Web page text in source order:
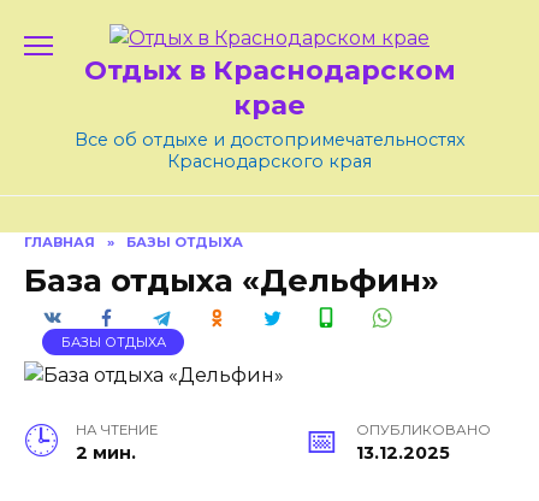
Отдых в Краснодарском
крае
Все об отдыхе и достопримечательностях
Краснодарского края
ГЛАВНАЯ » БАЗЫ ОТДЫХА
База отдыха «Дельфин»
БАЗЫ ОТДЫХА
НА ЧТЕНИЕ
2 мин.
ОПУБЛИКОВАНО
13.12.2025